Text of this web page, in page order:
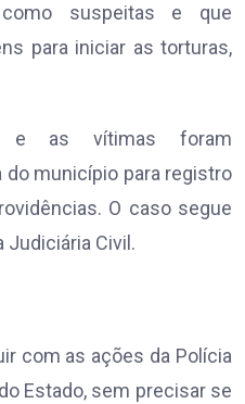
como suspeitas e que
para iniciar as torturas,
e as vítimas foram
do município para registro
O caso segue
Judiciária Civil.
com as ações da Polícia
Estado, sem precisar se